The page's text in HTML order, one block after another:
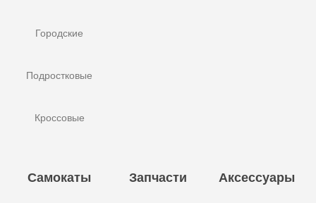
Городские
Подростковые
Кроссовые
Самокаты Запчасти Аксессуары